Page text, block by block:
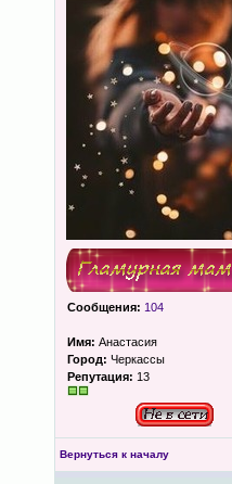
Сообщения: 104
Имя: Анастасия
Город: Черкассы
Репутация: 13
Вернуться к началу